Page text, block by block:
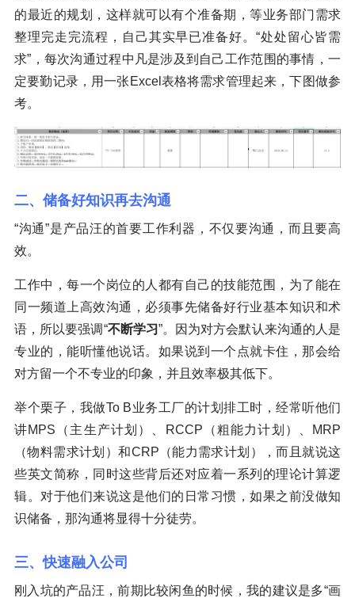
的最近的规划，这样就可以有个准备期，等业务部门需求
整理完走完流程，自己其实早已准备好。“处处留心皆需
求”，每次沟通过程中凡是涉及到自己工作范围的事情，一
定要勤记录，用一张Excel表格将需求管理起来，下图做参
考。
二、储备好知识再去沟通
“沟通”是产品汪的首要工作利器，不仅要沟通，而且要高
效。
工作中，每一个岗位的人都有自己的技能范围，为了能在
同一频道上高效沟通，必须事先储备好行业基本知识和术
语，所以要强调“不断学习”。因为对方会默认来沟通的人是
专业的，能听懂他说话。如果说到一个点就卡住，那会给
对方留一个不专业的印象，并且效率极其低下。
举个栗子，我做To B业务工厂的计划排工时，经常听他们
讲MPS（主生产计划）、RCCP（粗能力计划）、MRP
（物料需求计划）和CRP（能力需求计划），而且就说这
些英文简称，同时这些背后还对应着一系列的理论计算逻
辑。对于他们来说这是他们的日常习惯，如果之前没做知
识储备，那沟通将显得十分徒劳。
三、快速融入公司
刚入坑的产品汪，前期比较闲鱼的时候，我的建议是多“画